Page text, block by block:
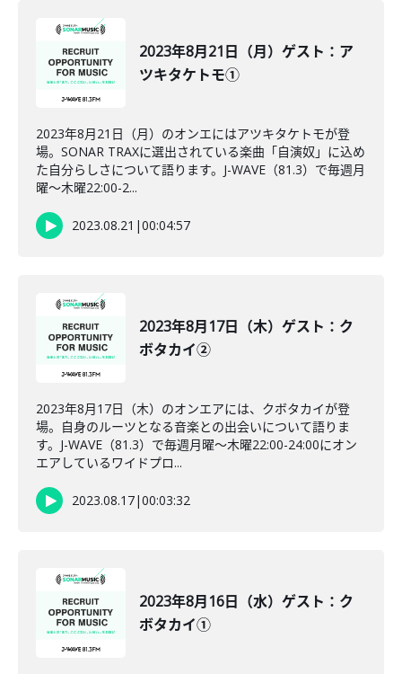
2023年8月21日（月）ゲスト：ア
ツキタケトモ①
2023年8月21日（月）のオンエにはアツキタケトモが登
場。SONAR TRAXに選出されている楽曲「自演奴」に込め
た自分らしさについて語ります。J-WAVE（81.3）で毎週月
曜～木曜22:00-2...
2023.08.21 |00:04:57
2023年8月17日（木）ゲスト：ク
ボタカイ②
2023年8月17日（木）のオンエアには、クボタカイが登
場。自身のルーツとなる音楽との出会いについて語りま
す。J-WAVE（81.3）で毎週月曜～木曜22:00-24:00にオン
エアしているワイドプロ...
2023.08.17|00:03:32
2023年8月16日（水）ゲスト：ク
ボタカイ①